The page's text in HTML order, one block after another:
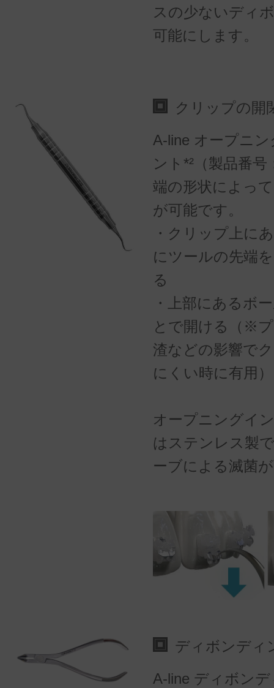
スの少ないディ
可能にします。
クリップの開
A-line オープニ
ント*²（製品番
端の形状によっ
が可能です。
・クリップ上に
にツールの先端
る
・上部にあるボ
とで開ける（※
渣などの影響で
にくい時に有用）
オープニングイ
はステンレス製
ーブによる滅菌
ディボンディ
A-line ディボン